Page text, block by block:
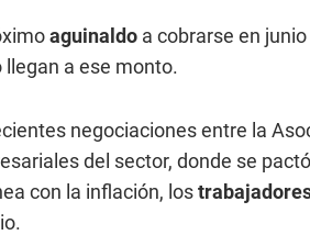
aguinaldo a cobrarse en
a ese monto.
negociaciones entre la
del sector, donde se
con la inflación, los